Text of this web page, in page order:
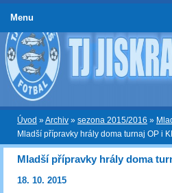
Úvod »Archiv » sezona 2015/2016 »
Mladší přípravky hrály doma turnaj OP i
Mladší přípravky hrály doma
18. 10. 2015
Menu